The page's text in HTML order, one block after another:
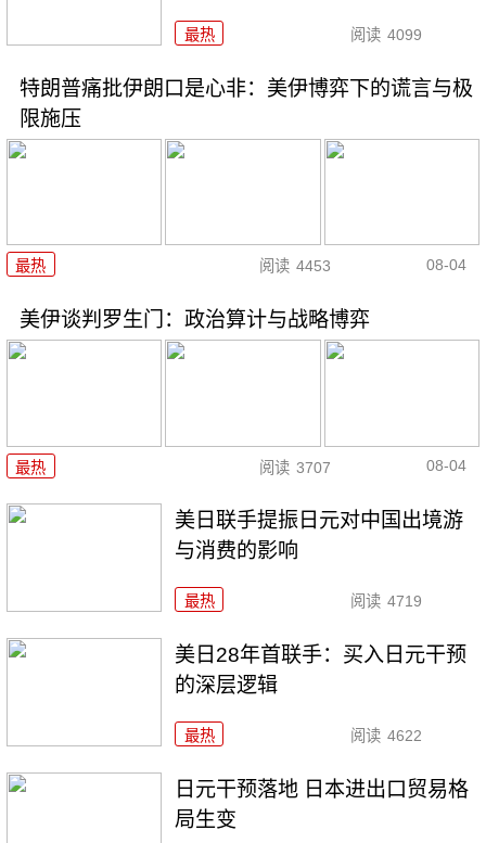
最热 阅读 4099
特朗普痛批伊朗口是心非：美伊博弈下的谎言与极
限施压
最热 阅读 4453 08-04
美伊谈判罗生门：政治算计与战略博弈
最热 阅读 3707 08-04
美日联手提振日元对中国出境游
与消费的影响
最热 阅读 4719
美日28年首联手：买入日元干预
的深层逻辑
最热 阅读 4622
日元干预落地 日本进出口贸易格
局生变